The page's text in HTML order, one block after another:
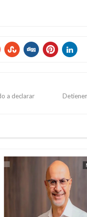
a declarar